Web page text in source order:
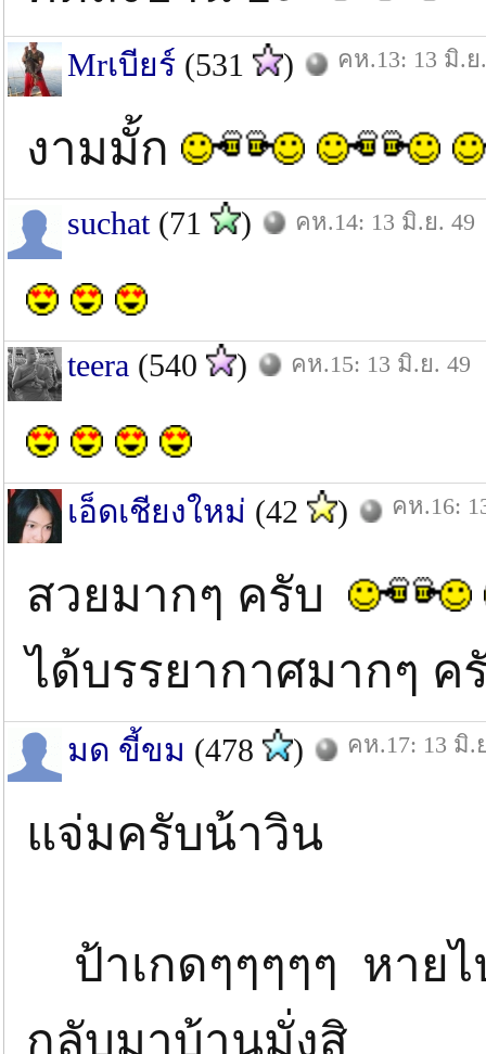
Mrเบียร์ (531 ) คห.13: 13 มิ.ย
งามมั้ก
suchat(71 ) คห.14: 13 มิ.ย. 49
teera (540 ) คห.15: 13 มิ.ย. 49
เอ็ดเชียงใหม่ (42 ) คห.16:
สวยมากๆ ครับ
ได้บรรยากาศมากๆ ค
มด ขี้ขม (478 ) คห.17: 13 มิ.
แจ่มครับน้าวิน
ป้าเกดๆๆๆๆๆ หาย
กลับมาบ้านมั่งสิ